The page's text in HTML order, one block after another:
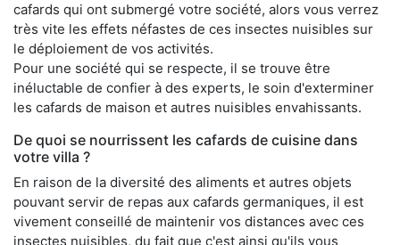
cafards qui ont submergé votre société, alors vous verrez
très vite les effets néfastes de ces insectes nuisibles sur
le déploiement de vos activités.
Pour une société qui se respecte, il se trouve être
inéluctable de confier à des experts, le soin d'exterminer
les cafards de maison et autres nuisibles envahissants.
De quoi se nourrissent les cafards de cuisine dans
votre villa ?
En raison de la diversité des aliments et autres objets
pouvant servir de repas aux cafards germaniques, il est
vivement conseillé de maintenir vos distances avec ces
insectes nuisibles, du fait que c'est ainsi qu'ils vous